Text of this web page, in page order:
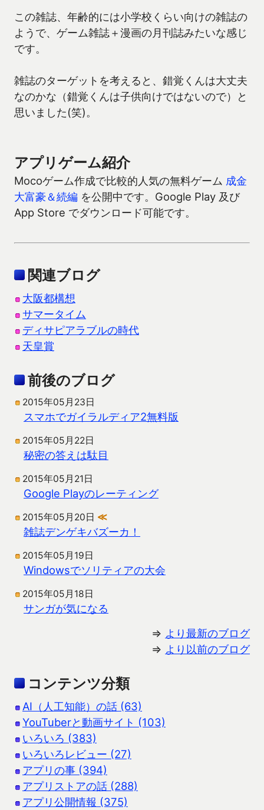
この雑誌、年齢的には小学校くらい向けの雑誌の
ようで、ゲーム雑誌＋漫画の月刊誌みたいな感じ
です。
雑誌のターゲットを考えると、錯覚くんは大丈夫
なのかな（錯覚くんは子供向けではないので）と
思いました(笑)。
アプリゲーム紹介
Mocoゲーム作成で比較的人気の無料ゲーム 成金
大富豪＆続編 を公開中です。Google Play 及び
App Store でダウンロード可能です。
関連ブログ
大阪都構想
サマータイム
ディサピアラブルの時代
天皇賞
前後のブログ
2015年05月23日
スマホでガイラルディア2無料版
2015年05月22日
秘密の答えは駄目
2015年05月21日
Google Playのレーティング
2015年05月20日 ≪
雑誌デンゲキバズーカ！
2015年05月19日
Windowsでソリティアの大会
2015年05月18日
サンガが気になる
⇒ より最新のブログ
⇒ より以前のブログ
コンテンツ分類
AI（人工知能）の話 (63)
YouTuberと動画サイト (103)
いろいろ (383)
いろいろレビュー (27)
アプリの事 (394)
アプリストアの話 (288)
アプリ公開情報 (375)